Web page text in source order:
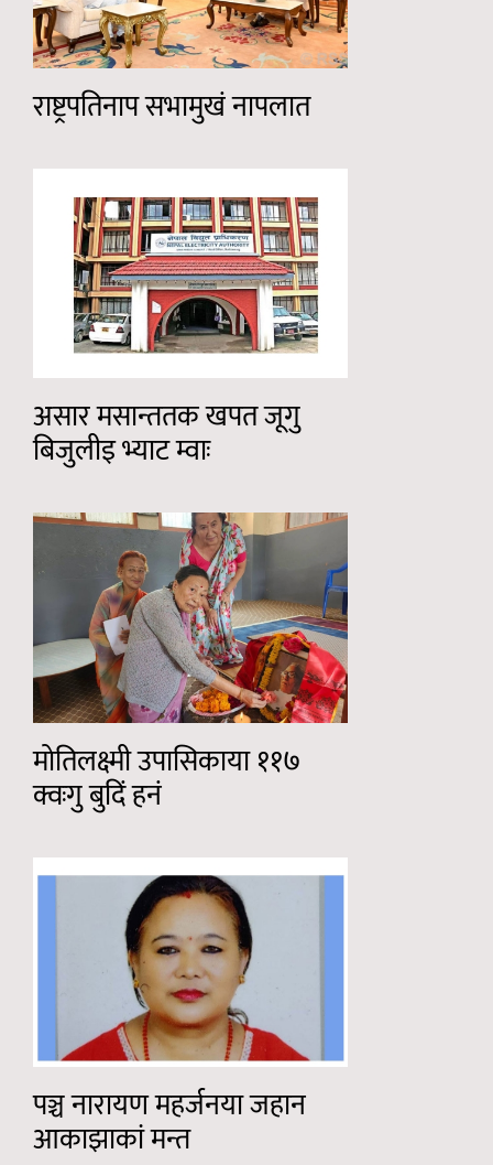
राष्ट्रपतिनाप सभामुखं नापलात
असार मसान्ततक खपत जूगु
बिजुलीइ भ्याट म्वाः
मोतिलक्ष्मी उपासिकाया ११७
क्वःगु बुदिं हनं
पञ्च नारायण महर्जनया जहान
आकाझाकां मन्त